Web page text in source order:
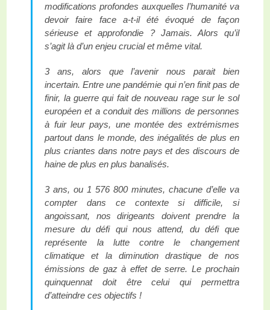
modifications profondes auxquelles l’humanité va
devoir faire face a-t-il été évoqué de façon
sérieuse et approfondie ? Jamais. Alors qu’il
s’agit là d’un enjeu crucial et même vital.
3 ans, alors que l’avenir nous parait bien
incertain. Entre une pandémie qui n’en finit pas de
finir, la guerre qui fait de nouveau rage sur le sol
européen et a conduit des millions de personnes
à fuir leur pays, une montée des extrémismes
partout dans le monde, des inégalités de plus en
plus criantes dans notre pays et des discours de
haine de plus en plus banalisés.
3 ans, ou 1 576 800 minutes, chacune d’elle va
compter dans ce contexte si difficile, si
angoissant, nos dirigeants doivent prendre la
mesure du défi qui nous attend, du défi que
représente la lutte contre le changement
climatique et la diminution drastique de nos
émissions de gaz à effet de serre. Le prochain
quinquennat doit être celui qui permettra
d’atteindre ces objectifs !